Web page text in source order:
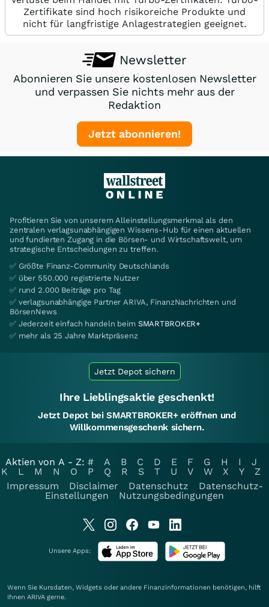
Zertifikate sind hoch risikoreiche Produkte und
nicht für langfristige Anlagestrategien geeignet.
Newsletter
Abonnieren Sie unsere kostenlosen Newsletter
und verpassen Sie nichts mehr aus der
Redaktion
Jetzt abonnieren!
Profitieren Sie von unserem Alleinstellungsmerkmal als den
zentralen verlagsunabhängigen Wissens-Hub für einen aktuellen
und fundierten Zugang in die Börsen- und Wirtschaftswelt, um
strategische Entscheidungen zu treffen.
✅ Größte Finanz-Community Deutschlands
✅ über 550.000 registrierte Nutzer
✅ rund 2.000 Beiträge pro Tag
✅ verlagsunabhängige Partner ARIVA, FinanzNachrichten und
BörsenNews
✅ Jederzeit einfach handeln beim SMARTBROKER+
✅ mehr als 25 Jahre Marktpräsenz
Jetzt Depot sichern
Ihre Lieblingsaktie geschenkt!
Jetzt Depot bei SMARTBROKER+ eröffnen und
Willkommensgeschenk sichern.
Aktien von A - Z: # A B C D E F G H I
J
K
L M N O P Q R S T U V W X Y
Z
Impressum
Disclaimer Datenschutz
Datenschutz-
Einstellungen
Nutzungsbedingungen
Unsere Apps:
Wenn Sie Kursdaten, Widgets oder andere Finanzinformationen benötigen, hilft
Ihnen ARIVA gerne.